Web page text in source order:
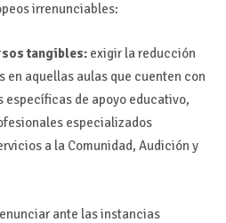
irrenunciables:
tangibles:exigir la reducción
en aquellas aulas que cuenten con
específicas de apoyo educativo,
especializados
a la Comunidad, Audición y
ante las instancias